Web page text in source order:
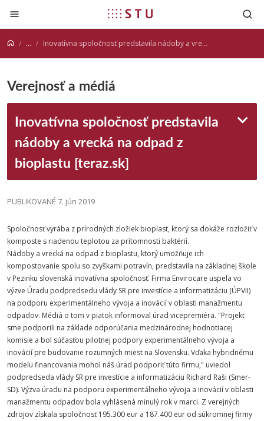
Prejsť na obsah
... Inovatívna spoločnosť predstavila nádoby a vrecká na odpad z bioplastu [teraz.sk]
Verejnosť a médiá
Inovatívna spoločnosť predstavila
nádoby a vrecká na odpad z
bioplastu [teraz.sk]
PUBLIKOVANÉ 7. jún 2019
Spoločnosť vyrába z prírodných zložiek bioplast, ktorý sa dokáže rozložiť v
komposte s riadenou teplotou za prítomnosti baktérií.
Nádoby a vrecká na odpad z bioplastu, ktorý umožňuje ich
kompostovanie spolu so zvyškami potravín, predstavila na základnej škole
v Pezinku slovenská inovatívna spoločnosť. Firma Envirocare uspela vo
výzve Úradu podpredsedu vlády SR pre investície a informatizáciu (ÚPVII)
na podporu experimentálneho vývoja a inovácií v oblasti manažmentu
odpadov. Médiá o tom v piatok informoval úrad vicepremiéra. "Projekt
sme podporili na základe odporúčania medzinárodnej hodnotiacej
komisie a bol súčasťou pilotnej podpory experimentálneho vývoja a
inovácií pre budovanie rozumných miest na Slovensku. Vďaka hybridnému
modelu financovania mohol náš úrad podporiť túto firmu," uviedol
podpredseda vlády SR pre investície a informatizáciu Richard Raši (Smer-
SD). Výzva úradu na podporu experimentálneho vývoja a inovácií v oblasti
manažmentu odpadov bola vyhlásená minulý rok v marci. Z verejných
zdrojov získala spoločnosť 195.300 eur a 187.400 eur od súkromnej firmy